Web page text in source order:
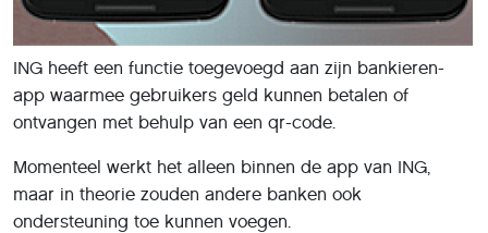
ING heeft een functie toegevoegd aan zijn bankieren-
app waarmee gebruikers geld kunnen betalen of
ontvangen met behulp van een qr-code.
Momenteel werkt het alleen binnen de app van ING,
maar in theorie zouden andere banken ook
ondersteuning toe kunnen voegen.